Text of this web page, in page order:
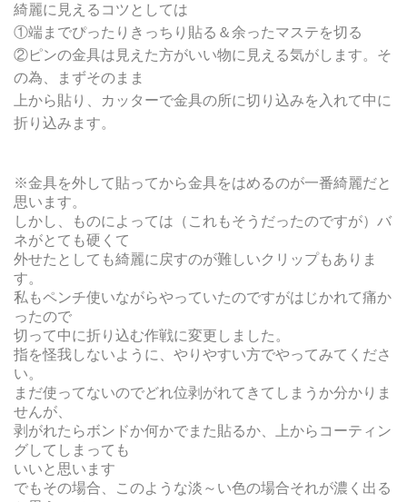
綺麗に見えるコツとしては
①端までぴったりきっちり貼る＆余ったマステを切る
②ピンの金具は見えた方がいい物に見える気がします。そ
の為、まずそのまま
上から貼り、カッターで金具の所に切り込みを入れて中に
折り込みます。
※金具を外して貼ってから金具をはめるのが一番綺麗だと
思います。
しかし、ものによっては（これもそうだったのですが）バ
ネがとても硬くて
外せたとしても綺麗に戻すのが難しいクリップもありま
す。
私もペンチ使いながらやっていたのですがはじかれて痛か
ったので
切って中に折り込む作戦に変更しました。
指を怪我しないように、やりやすい方でやってみてくださ
い。
まだ使ってないのでどれ位剥がれてきてしまうか分かりま
せんが、
剥がれたらボンドか何かでまた貼るか、上からコーティン
グしてしまっても
いいと思います
でもその場合、このような淡～い色の場合それが濃く出る